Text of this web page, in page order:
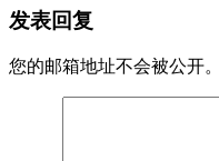
发表回复
您的邮箱地址不会被公开。